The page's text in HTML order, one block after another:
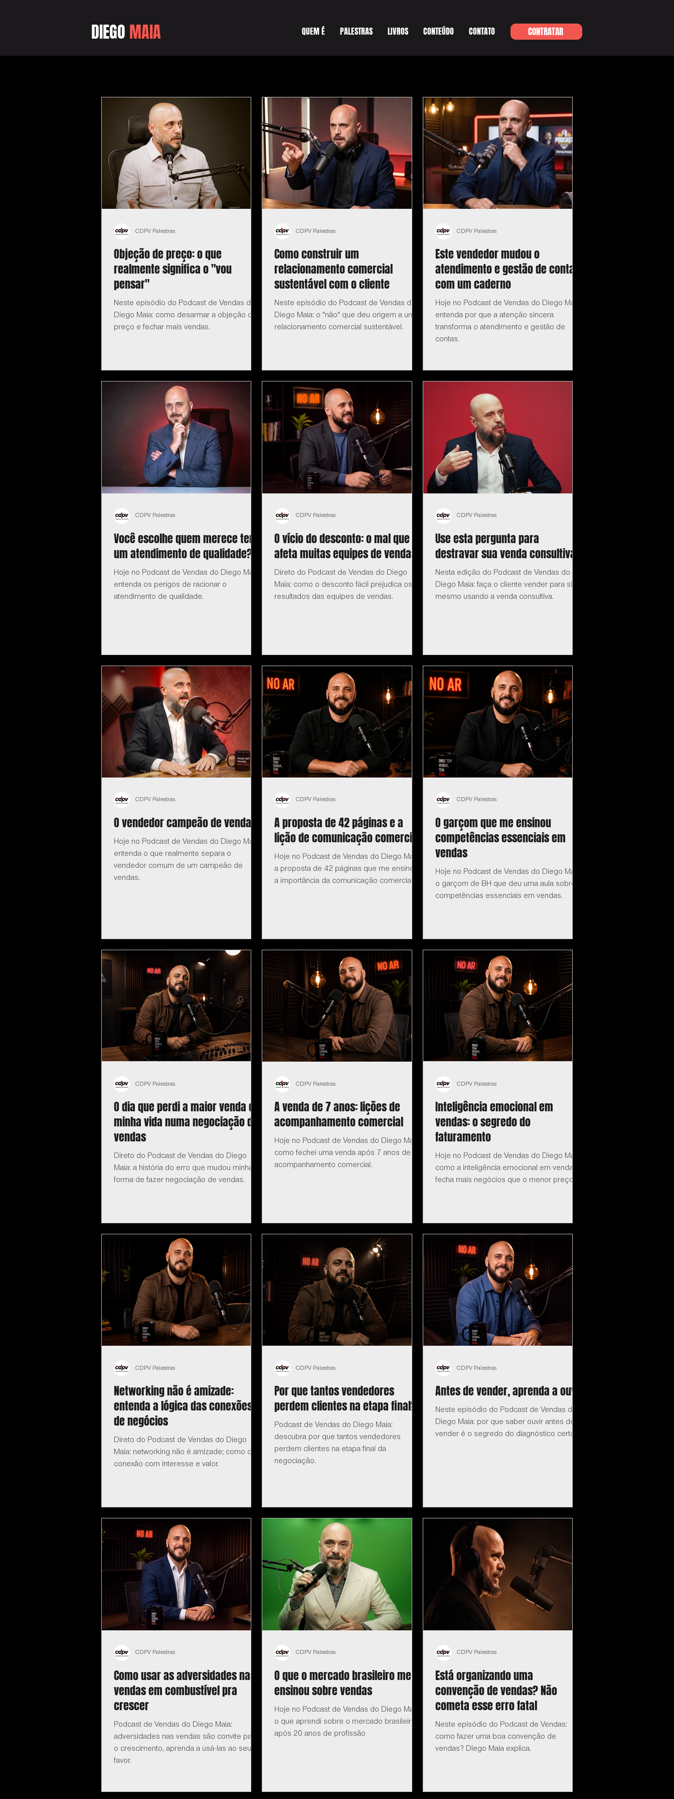
DIEGO MAIA QUEM É PALESTRAS LIVROS CONTEÚDO CONTATO CONTRATAR
Objeção de preço: o que
realmente significa o "vou
pensar"
Neste episódio do Podcast de Vendas do
Diego Maia: como desarmar a objeção de
preço e fechar mais vendas.
CDPV Palestras
Como construir um
relacionamento comercial
sustentável com o cliente
Neste episódio do Podcast de Vendas do
Diego Maia: o "não" que deu origem a um
relacionamento comercial sustentável.
CDPV Palestras
Este vendedor mudou o
atendimento e gestão de contas
com um caderno
Hoje no Podcast de Vendas do Diego Maia:
entenda por que a atenção sincera
transforma o atendimento e gestão de
contas.
CDPV Palestras
Você escolhe quem merece ter
um atendimento de qualidade?
Hoje no Podcast de Vendas do Diego Maia:
entenda os perigos de racionar o
atendimento de qualidade.
CDPV Palestras
O vício do desconto: o mal que
afeta muitas equipes de vendas
Direto do Podcast de Vendas do Diego
Maia: como o desconto fácil prejudica os
resultados das equipes de vendas.
CDPV Palestras
Use esta pergunta para
destravar sua venda consultiva
Nesta edição do Podcast de Vendas do
Diego Maia: faça o cliente vender para si
mesmo usando a venda consultiva.
CDPV Palestras
O vendedor campeão de vendas
Hoje no Podcast de Vendas do Diego Maia:
entenda o que realmente separa o
vendedor comum de um campeão de
vendas.
CDPV Palestras
A proposta de 42 páginas e a
lição de comunicação comercial
Hoje no Podcast de Vendas do Diego Maia:
a proposta de 42 páginas que me ensinou
a importância da comunicação comercial.
CDPV Palestras
O garçom que me ensinou
competências essenciais em
vendas
Hoje no Podcast de Vendas do Diego Maia:
o garçom de BH que deu uma aula sobre
competências essenciais em vendas.
CDPV Palestras
O dia que perdi a maior venda da
minha vida numa negociação de
vendas
Direto do Podcast de Vendas do Diego
Maia: a história do erro que mudou minha
forma de fazer negociação de vendas.
CDPV Palestras
A venda de 7 anos: lições de
acompanhamento comercial
Hoje no Podcast de Vendas do Diego Maia:
como fechei uma venda após 7 anos de
acompanhamento comercial.
CDPV Palestras
Inteligência emocional em
vendas: o segredo do
faturamento
Hoje no Podcast de Vendas do Diego Maia:
como a inteligência emocional em vendas
fecha mais negócios que o menor preço.
CDPV Palestras
Networking não é amizade:
entenda a lógica das conexões
de negócios
Direto do Podcast de Vendas do Diego
Maia: networking não é amizade; como criar
conexão com interesse e valor.
CDPV Palestras
Por que tantos vendedores
perdem clientes na etapa final?
Podcast de Vendas do Diego Maia:
descubra por que tantos vendedores
perdem clientes na etapa final da
negociação.
CDPV Palestras
Antes de vender, aprenda a ouvir
Neste episódio do Podcast de Vendas do
Diego Maia: por que saber ouvir antes de
vender é o segredo do diagnóstico certo.
CDPV Palestras
Como usar as adversidades nas
vendas em combustível pra
crescer
Podcast de Vendas do Diego Maia:
adversidades nas vendas são convite para
o crescimento, aprenda a usá-las ao seu
favor.
CDPV Palestras
O que o mercado brasileiro me
ensinou sobre vendas
Hoje no Podcast de Vendas do Diego Maia:
o que aprendi sobre o mercado brasileiro
após 20 anos de profissão
CDPV Palestras
Está organizando uma
convenção de vendas? Não
cometa esse erro fatal
Neste episódio do Podcast de Vendas:
como fazer uma boa convenção de
vendas? Diego Maia explica.
CDPV Palestras